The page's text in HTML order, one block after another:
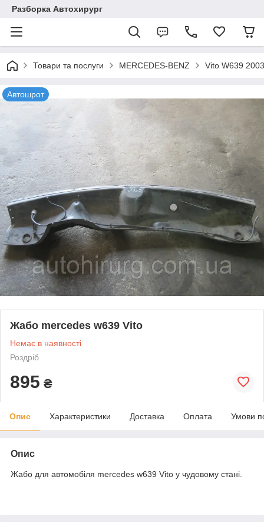
Разборка Автохирург
Товари та послуги MERCEDES-BENZ Vito W639
Автошрот
Жабо mercedes w639 Vito
Немає в наявності
Роздріб
895 ₴
Опис Характеристики Доставка Оплата Умови
Опис
Жабо для автомобіля mercedes w639 Vito у чудовому стані.